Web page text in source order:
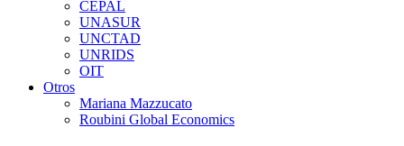
CEPAL
UNASUR
UNCTAD
UNRIDS
OIT
Otros
Mariana Mazzucato
Roubini Global Economics